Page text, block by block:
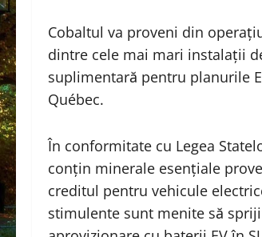
Cobaltul va proveni din
dintre cele mai mari instalații
suplimentară pentru planurile
Québec.
În conformitate cu Legea
conțin minerale esențiale
creditul pentru vehicule
stimulente sunt menite să